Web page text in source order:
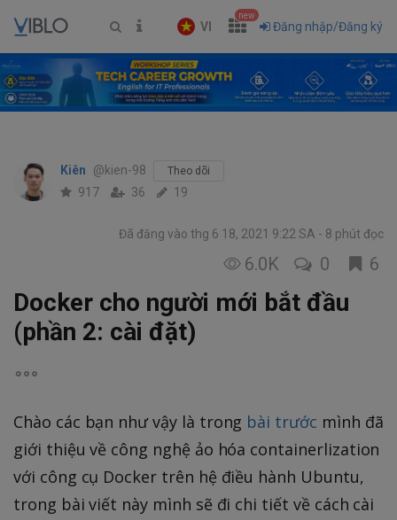
VI
new
Đăng nhập/Đăng ký
Kiên @kien-98 Theo dõi
917 36 19
Đã đăng vào thg 6 18, 2021 9:22 SA 8 phút đọc
6.0K 0 6
Docker cho người mới bắt đầu
(phần 2: cài đặt)
Chào các bạn như vậy là trong bài trước mình đã
giới thiệu về công nghệ ảo hóa containerlization
với công cụ Docker trên hệ điều hành Ubuntu,
trong bài viết này mình sẽ đi chi tiết về cách cài